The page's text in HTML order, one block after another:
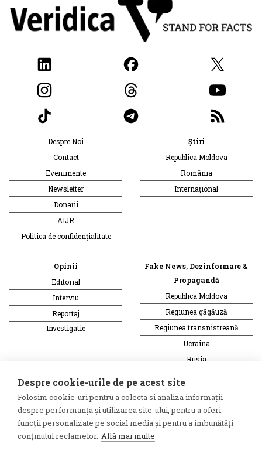
Despre Noi
Contact
Evenimente
Newsletter
Donații
AIJR
Politica de confidențialitate
Știri
Republica Moldova
România
Internațional
Opinii
Editorial
Interviu
Reportaj
Investigatie
Fake News, Dezinformare &
Propagandă
Republica Moldova
Regiunea găgăuză
Regiunea transnistreană
Ucraina
Rusia
Presa rusă independentă
Presa rusa pro-Kremlin
Presa din regiunea găgăuză
Presa din regiunea
Reportaj video
Interviu video
Despre cookie-urile de pe acest site
Folosim cookie-uri pentru a colecta si analiza informații
despre performanța și utilizarea site-ului, pentru a oferi
funcții personalizate pe social media și pentru a îmbunătăți
conținutul reclamelor. Află mai multe